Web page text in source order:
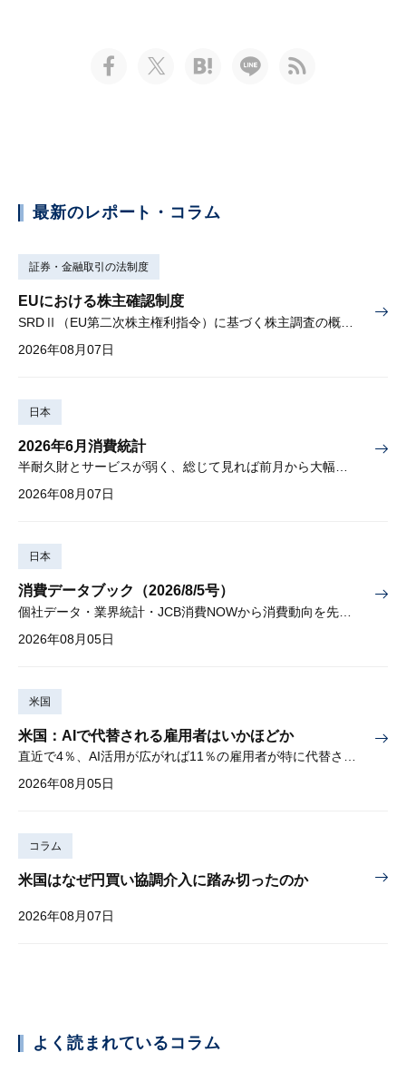
最新のレポート・コラム
証券・金融取引の法制度
EUにおける株主確認制度
2026年08月07日
日本
2026年6月消費統計
半耐久財とサービスが弱く、総じて見れば前月から大幅に減少
2026年08月07日
日本
消費データブック（2026/8/5号）
2026年08月05日
米国
米国：AIで代替される雇用者はいかほどか
直近で4％、AI活用が広がれば11％の雇用者が特に代替されやすい
2026年08月05日
コラム
米国はなぜ円買い協調介入に踏み切ったのか
2026年08月07日
よく読まれているコラム